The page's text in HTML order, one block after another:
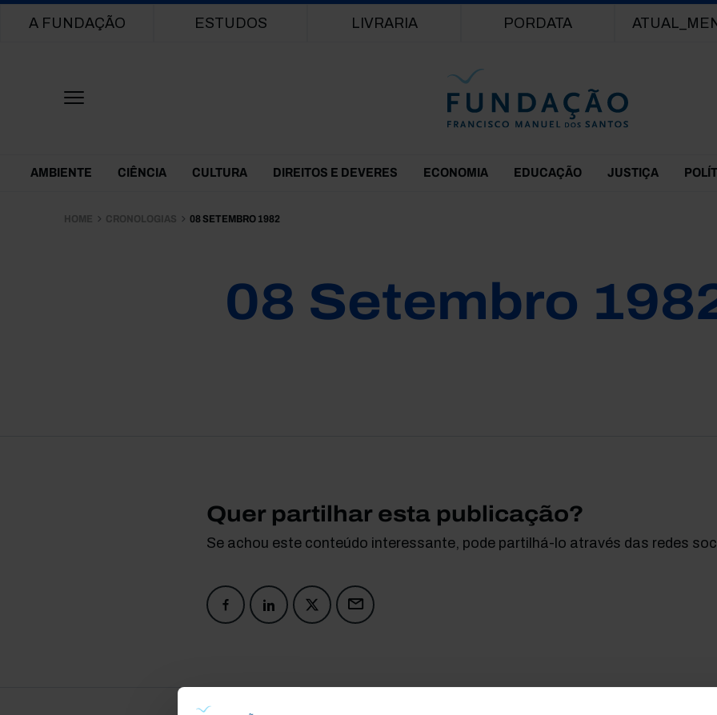
Main navigation
A FUNDAÇÃO ESTUDOS LIVRARIA PORDATA
Themes Menu
AMBIENTE CIÊNCIA CULTURA DIREITOS E DEVERES ECONOMIA EDUCAÇÃO JUSTIÇA
HOME CRONOLOGIAS 08 SETEMBRO 1982
08 Setembro
Quer partilhar esta publicação?
Se achou este conteúdo interessante, pode partilhá-lo através das redes